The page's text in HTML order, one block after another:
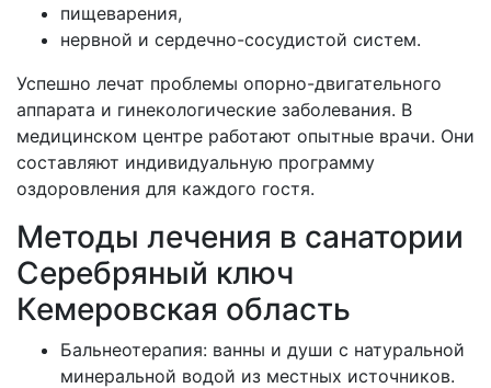
пищеварения,
нервной и сердечно-сосудистой систем.
Успешно лечат проблемы опорно-двигательного
аппарата и гинекологические заболевания. В
медицинском центре работают опытные врачи. Они
составляют индивидуальную программу
оздоровления для каждого гостя.
Методы лечения в санатории
Серебряный ключ
Кемеровская область
Бальнеотерапия: ванны и души с натуральной
минеральной водой из местных источников.